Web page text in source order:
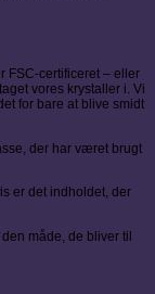
FSC-certificeret – eller
vores krystaller i. Vi
for bare at blive smidt
der har været brugt
er det indholdet, der
måde, de bliver til